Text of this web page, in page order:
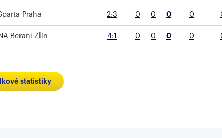
Praha 2:3 0 0 0 0
Berani Zlín 4:1 0 0 0 0
statistiky